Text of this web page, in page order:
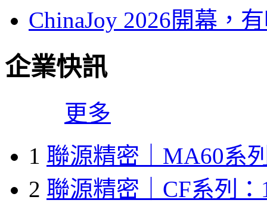
ChinaJoy 2026開幕，
企業快訊
更多
1 聯源精密｜MA60系
2 聯源精密｜CF系列：